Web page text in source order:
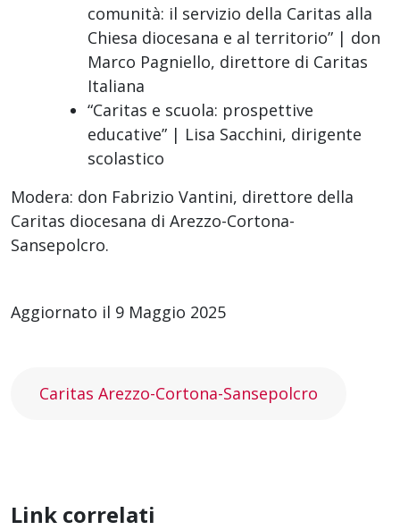
comunità: il servizio della Caritas alla
Chiesa diocesana e al territorio” | don
Marco Pagniello, direttore di Caritas
Italiana
“Caritas e scuola: prospettive
educative” | Lisa Sacchini, dirigente
scolastico
Modera: don Fabrizio Vantini, direttore della
Caritas diocesana di Arezzo-Cortona-
Sansepolcro.
Aggiornato il 9 Maggio 2025
Caritas Arezzo-Cortona-Sansepolcro
Link correlati